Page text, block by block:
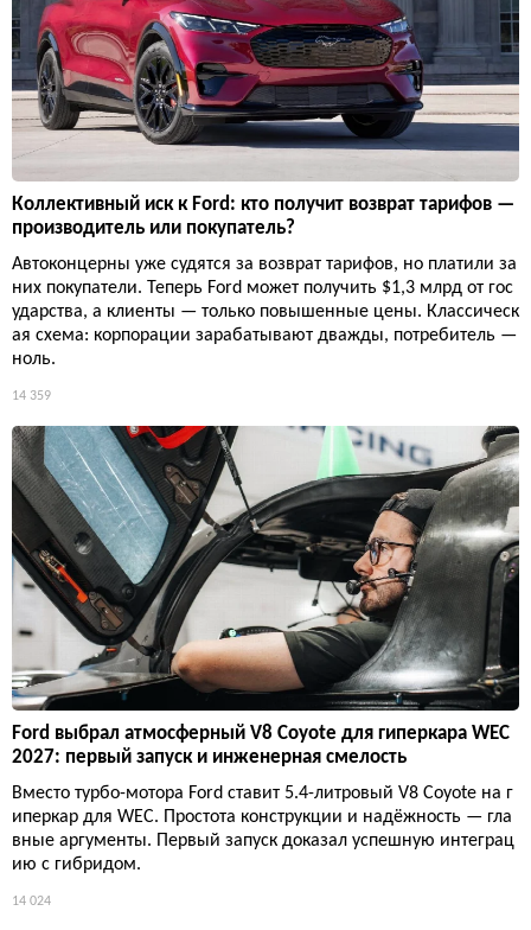
Коллективный иск к Ford: кто получит возврат тарифов —
производитель или покупатель?
Автоконцерны уже судятся за возврат тарифов, но платили за
них покупатели. Теперь Ford может получить $1,3 млрд от гос
ударства, а клиенты — только повышенные цены. Классическ
ая схема: корпорации зарабатывают дважды, потребитель —
ноль.
14 359
Ford выбрал атмосферный V8 Coyote для гиперкара WEC
2027: первый запуск и инженерная смелость
Вместо турбо-мотора Ford ставит 5.4-литровый V8 Coyote на г
иперкар для WEC. Простота конструкции и надёжность — гла
вные аргументы. Первый запуск доказал успешную интеграц
ию с гибридом.
14 024